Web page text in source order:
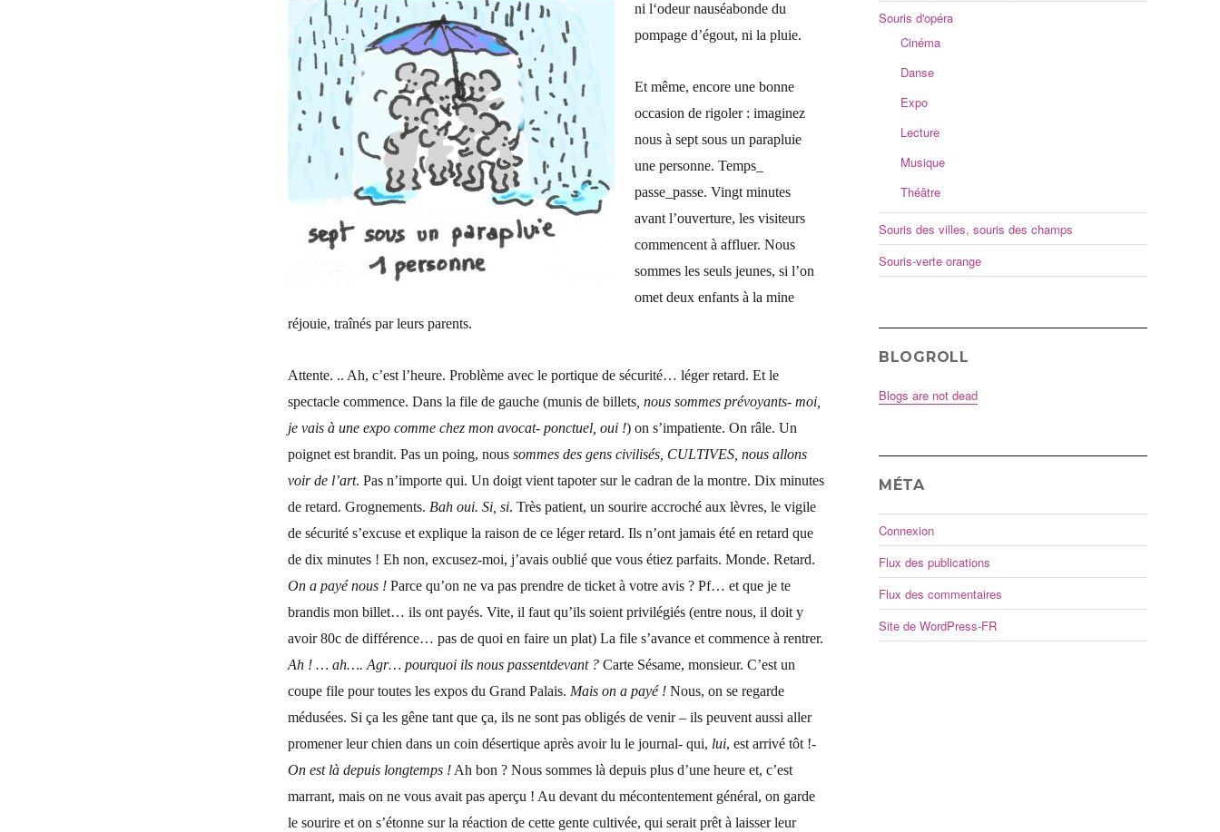
ni l‘odeur nauséabonde du
pompage d’égout, ni la pluie.
Et même, encore une bonne
occasion de rigoler : imaginez
nous à sept sous un parapluie
une personne. Temps_
passe_passe. Vingt minutes
avant l’ouverture, les visiteurs
commencent à affluer. Nous
sommes les seuls jeunes, si l’on
omet deux enfants à la mine
réjouie, traînés par leurs parents.
Attente. .. Ah, c’est l’heure. Problème avec le portique de sécurité… léger retard. Et le
spectacle commence. Dans la file de gauche (munis de billets, nous sommes prévoyants- moi,
je vais à une expo comme chez mon avocat- ponctuel, oui !) on s’impatiente. On râle. Un
poignet est brandit. Pas un poing, nous sommes des gens civilisés, CULTIVES, nous allons
voir de l’art. Pas n’importe qui. Un doigt vient tapoter sur le cadran de la montre. Dix minutes
de retard. Grognements. Bah oui. Si, si. Très patient, un sourire accroché aux lèvres, le vigile
de sécurité s’excuse et explique la raison de ce léger retard. Ils n’ont jamais été en retard que
de dix minutes ! Eh non, excusez-moi, j’avais oublié que vous étiez parfaits. Monde. Retard.
On a payé nous !Parce qu’on ne va pas prendre de ticket à votre avis ? Pf… et que je te
brandis mon billet… ils ont payés. Vite, il faut qu’ils soient privilégiés (entre nous, il doit y
avoir 80c de différence… pas de quoi en faire un plat) La file s’avance et commence à rentrer.
Ah ! … ah…. Agr… pourquoi ils nous passentdevant ?Carte Sésame, monsieur. C’est un
coupe file pour toutes les expos du Grand Palais. Mais on a payé !Nous, on se regarde
médusées. Si ça les gêne tant que ça, ils ne sont pas obligés de venir – ils peuvent aussi aller
promener leur chien dans un coin désertique après avoir lu le journal- qui, lui, est arrivé tôt !-
On est là depuis longtemps !Ah bon ? Nous sommes là depuis plus d’une heure et, c’est
marrant, mais on ne vous avait pas aperçu ! Au devant du mécontentement général, on garde
le sourire et on s’étonne sur la réaction de cette gente cultivée, qui serait prêt à laisser leur
Souris d'opéra
Cinéma
Danse
Expo
Lecture
Musique
Théâtre
Souris des villes, souris des champs
Souris-verte orange
BLOGROLL
Blogs are not dead
MÉTA
Connexion
Flux des publications
Flux des commentaires
Site de WordPress-FR